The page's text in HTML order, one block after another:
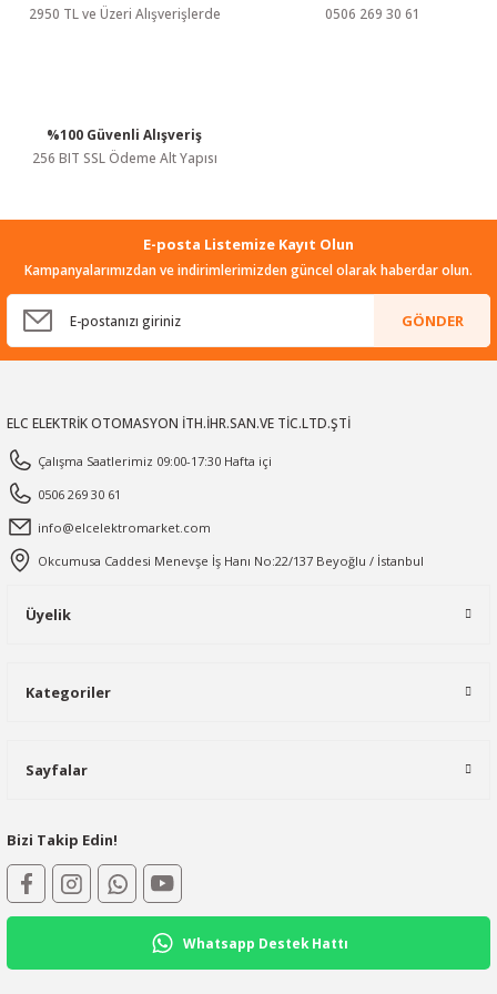
2950 TL ve Üzeri Alışverişlerde
0506 269 30 61
%100 Güvenli Alışveriş
256 BIT SSL Ödeme Alt Yapısı
E-posta Listemize Kayıt Olun
Kampanyalarımızdan ve indirimlerimizden güncel olarak haberdar olun.
GÖNDER
ELC ELEKTRİK OTOMASYON İTH.İHR.SAN.VE TİC.LTD.ŞTİ
Çalışma Saatlerimiz 09:00-17:30 Hafta içi
0506 269 30 61
info@elcelektromarket.com
Okcumusa Caddesi Menevşe İş Hanı No:22/137 Beyoğlu / İstanbul
Üyelik
Kategoriler
Sayfalar
Bizi Takip Edin!
Whatsapp Destek Hattı